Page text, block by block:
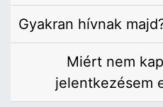
Gyakran hívnak
Miért nem
jelentkezésem